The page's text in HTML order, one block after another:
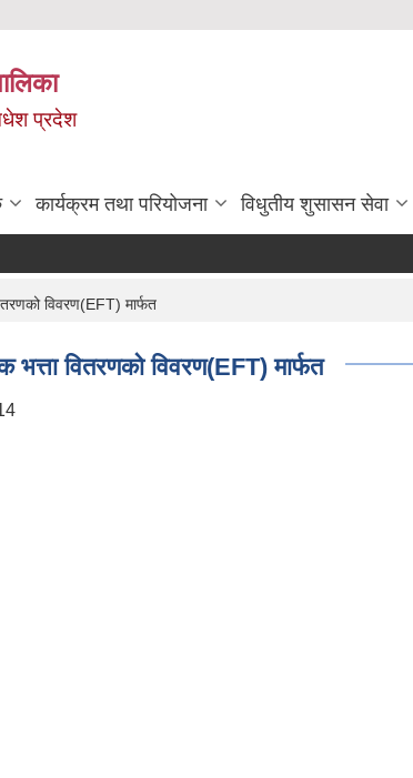
प्रदेश
कार्यक्रम तथा परियोजना विधुतीय शुसासन सेवा
विवरण(EFT) मार्फत
वितरणको विवरण(EFT) मार्फत